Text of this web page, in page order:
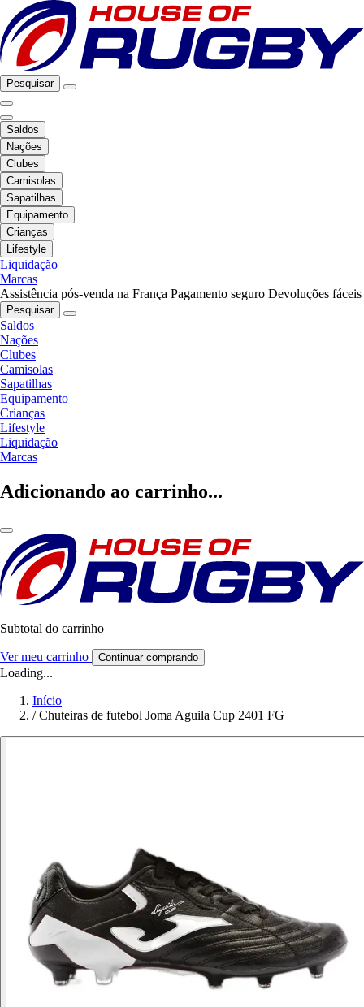
Pesquisar
Saldos
Nações
Clubes
Camisolas
Sapatilhas
Equipamento
Crianças
Lifestyle
Liquidação
Marcas
Assistência pós-venda na França Pagamento seguro Devoluções fáceis
Pesquisar
Saldos
Nações
Clubes
Camisolas
Sapatilhas
Equipamento
Crianças
Lifestyle
Liquidação
Marcas
Adicionando ao carrinho...
Subtotal do carrinho
Ver meu carrinho Continuar comprando
Loading...
Início
/ Chuteiras de futebol Joma Aguila Cup 2401 FG